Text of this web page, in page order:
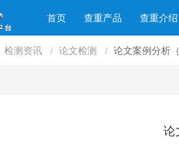
首页 查重产品 查重介绍
检测资讯 / 论文检测 / 论文案例分析
论